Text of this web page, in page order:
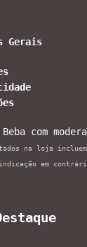
Gerais
com
na loja
em